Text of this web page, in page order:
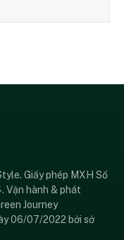
Giấy phép MXH Số
Vận hành & phát
Journey
06/07/2022 bởi sở